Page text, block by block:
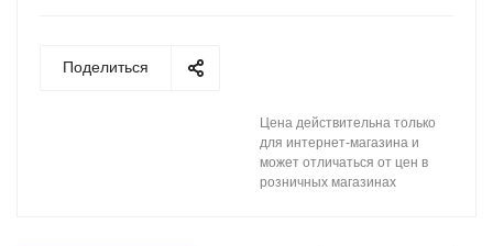
Поделиться
Цена действительна только
для интернет-магазина и
может отличаться от цен в
розничных магазинах